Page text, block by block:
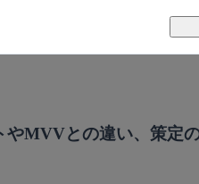
やMVVとの違い、策定